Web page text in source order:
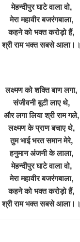
मेहन्दीपुर घाटे वाला वो,
मेरा महावीर बजरंगबाला,
कहने को भक्त करोड़ो हैं,
श्री राम भक्त सबसे आला।।
लक्ष्मण को शक्ति बाण लगा,
संजीवनी बूटी लाए थे,
और लगा लिया श्री राम गले,
लक्ष्मण के प्राण बचाए थे,
तुम भाई भरत समान मेरे,
हनुमान अंजनी के लाला,
मेहन्दीपुर घाटे वाला वो,
मेरा महावीर बजरंगबाला,
कहने को भक्त करोड़ो हैं,
श्री राम भक्त सबसे आला।।